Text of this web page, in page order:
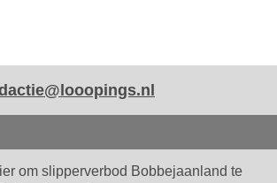
om slipperverbod Bobbejaanland te